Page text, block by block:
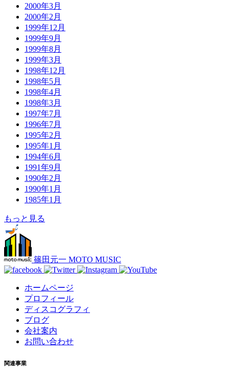
2000年3月
2000年2月
1999年12月
1999年9月
1999年8月
1999年3月
1998年12月
1998年5月
1998年4月
1998年3月
1997年7月
1996年7月
1995年2月
1995年1月
1994年6月
1991年9月
1990年2月
1990年1月
1985年1月
もっと見る
篠田元一 MOTO MUSIC
ホームページ
プロフィール
ディスコグラフィ
ブログ
会社案内
お問い合わせ
関連事業